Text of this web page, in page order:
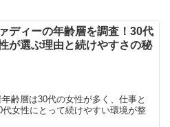
ディーの年齢層を調査！30代
が選ぶ理由と続けやすさの秘
齢層は30代の女性が多く、仕事と
女性にとって続けやすい環境が整